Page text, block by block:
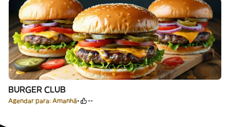
BURGER CLUB
Agendar para: Amanhã --